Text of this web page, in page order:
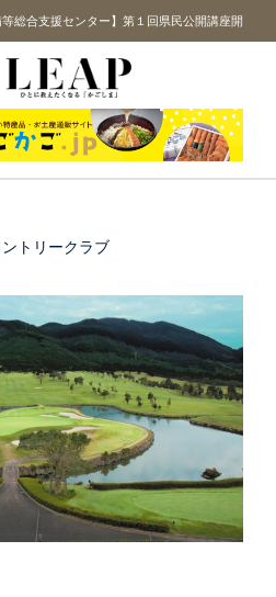
総合支援センター】第１回県民公開講座開
トリークラブ